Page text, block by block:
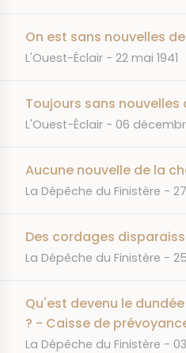
On est sans nouvelles
JOURNAL
L'Ouest-Éclair DATE
22 mai 1941
Toujours sans
JOURNAL
L'Ouest-Éclair DATE
06
Aucune nouvelle de la
JOURNAL
La Dépêche du Finistère
Des cordages
JOURNAL
La Dépêche du Finistère
Qu'est devenu le
? - Caisse de
JOURNAL
La Dépêche du Finistère